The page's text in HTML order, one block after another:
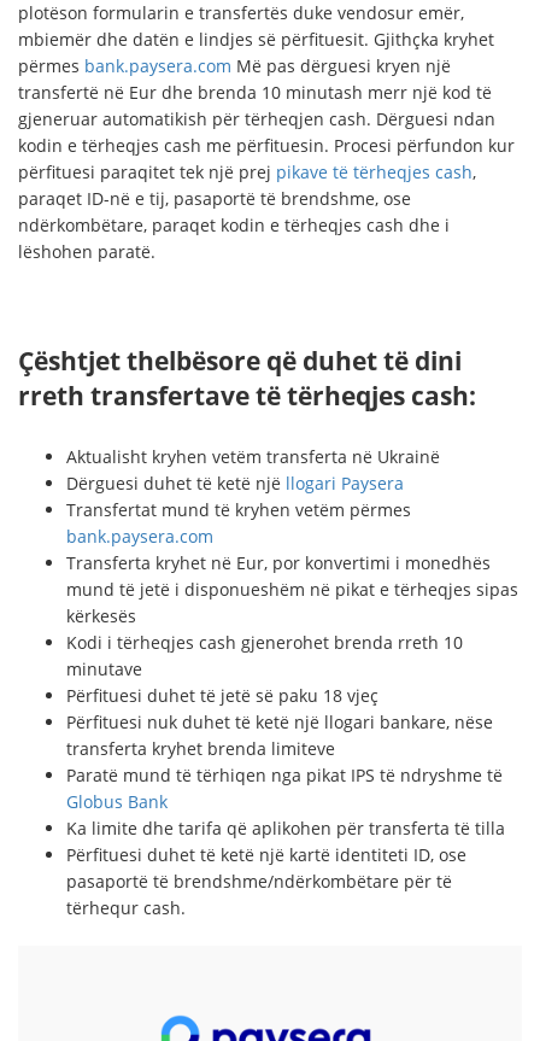
plotëson formularin e transfertës duke vendosur emër,
mbiemër dhe datën e lindjes së përfituesit. Gjithçka kryhet
përmes bank.paysera.com Më pas dërguesi kryen një
transfertë në Eur dhe brenda 10 minutash merr një kod të
gjeneruar automatikish për tërheqjen cash. Dërguesi ndan
kodin e tërheqjes cash me përfituesin. Procesi përfundon kur
përfituesi paraqitet tek një prej pikave të tërheqjes cash,
paraqet ID-në e tij, pasaportë të brendshme, ose
ndërkombëtare, paraqet kodin e tërheqjes cash dhe i
lëshohen paratë.
Çështjet thelbësore që duhet të dini
rreth transfertave të tërheqjes cash:
Aktualisht kryhen vetëm transferta në Ukrainë
Dërguesi duhet të ketë një llogari Paysera
Transfertat mund të kryhen vetëm përmes
bank.paysera.com
Transferta kryhet në Eur, por konvertimi i monedhës
mund të jetë i disponueshëm në pikat e tërheqjes sipas
kërkesës
Kodi i tërheqjes cash gjenerohet brenda rreth 10
minutave
Përfituesi duhet të jetë së paku 18 vjeç
Përfituesi nuk duhet të ketë një llogari bankare, nëse
transferta kryhet brenda limiteve
Paratë mund të tërhiqen nga pikat IPS të ndryshme të
Globus Bank
Ka limite dhe tarifa që aplikohen për transferta të tilla
Përfituesi duhet të ketë një kartë identiteti ID, ose
pasaportë të brendshme/ndërkombëtare për të
tërhequr cash.